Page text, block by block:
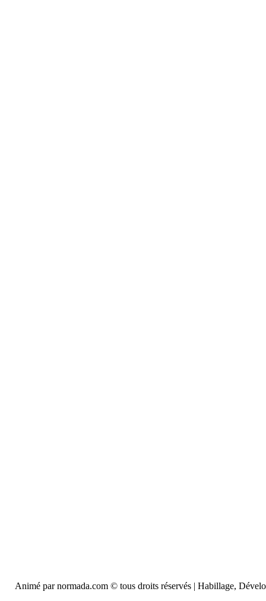
Animé par normada.com © tous droits réservés | Habillage,